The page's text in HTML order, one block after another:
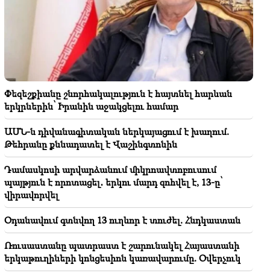
վիրավորվել
Օդանավում գտնվող 13 ուղևոր է տուժել.
Հնդկաստան
Գարեգին Բ Վեփահառին դատարան կանչելն
անընդունելի է եւ դատապարտելի. Արամ Ա
22:09
Խոշոր հրդեհ՝ Երևանի Սիլիկյան թաղամասի
հարևանությամբ գտնվող աղբավայրում
21:48
Երևանի ավտոբուսային երթուղիներում
փոփոխություններ են եղել
21:30
Զոհասեղանին երևանցու կյանքն է․ Վարդանյանը՝
Երևանի օդի որակի մասին (տեսանյութ)
Փեզեշքիանը շնորհակալություն է հայտնել հարևան
երկրներին՝ Իրանին աջակցելու համար
ԱՄՆ-ն դիվանագիտական ներկայացում է խաղում.
Թեհրանը քննադատել է Վաշինգտոնին
Դամասկոսի արվարձանում միկրոավտոբուսում
պայթյուն է որոտացել․ երկու մարդ զոհվել է, 13-ը՝
վիրավորվել
Օդանավում գտնվող 13 ուղևոր է տուժել. Հնդկաստան
Ռուսաստանը պատրաստ է շարունակել Հայաստանի
երկաթուղիների կոնցեսիոն կառավարումը. Օվերչուկ